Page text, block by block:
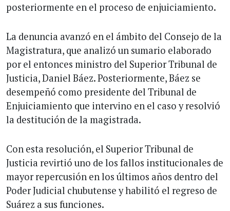
posteriormente en el proceso de enjuiciamiento.
La denuncia avanzó en el ámbito del Consejo de la
Magistratura, que analizó un sumario elaborado
por el entonces ministro del Superior Tribunal de
Justicia, Daniel Báez. Posteriormente, Báez se
desempeñó como presidente del Tribunal de
Enjuiciamiento que intervino en el caso y resolvió
la destitución de la magistrada.
Con esta resolución, el Superior Tribunal de
Justicia revirtió uno de los fallos institucionales de
mayor repercusión en los últimos años dentro del
Poder Judicial chubutense y habilitó el regreso de
Suárez a sus funciones.